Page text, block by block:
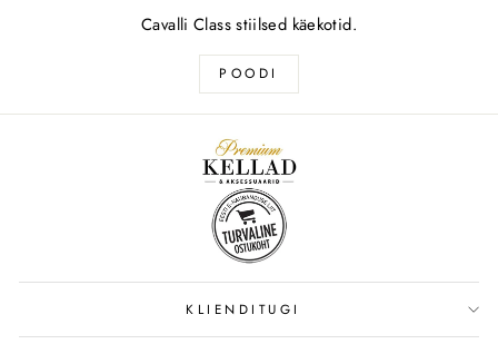
Cavalli Class stiilsed käekotid.
POODI
KLIENDITUGI